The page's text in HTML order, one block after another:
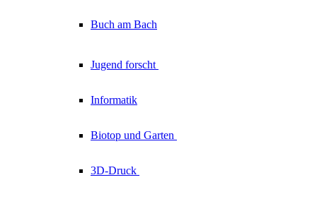
Buch am Bach
Jugend forscht
Informatik
Biotop und Garten
3D-Druck